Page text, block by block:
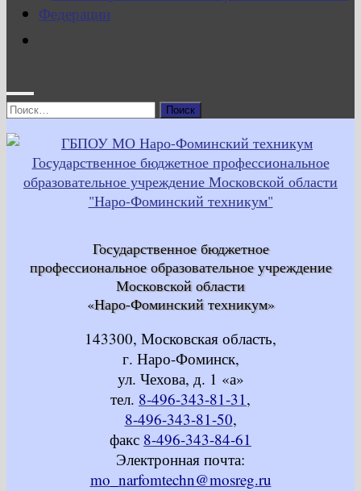
Найти:
Государственное бюджетное
профессиональное образовательное учреждение
Московской области
«Наро-Фоминский техникум»
143300, Московская область,
г. Наро-Фоминск,
ул. Чехова, д. 1 «а»
тел. 8-496-343-81-31,
8-496-343-81-50,
факс 8-496-343-84-61
Электронная почта:
mo_narfomtechn@mosreg.ru